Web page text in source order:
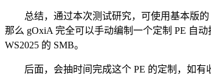
总结，通过本次测试研究，可使用基本版的
那么 gOxiA 完全可以手动编制一个定制 PE 自
WS2025 的 SMB。
后面，会抽时间完成这个 PE 的定制，如有